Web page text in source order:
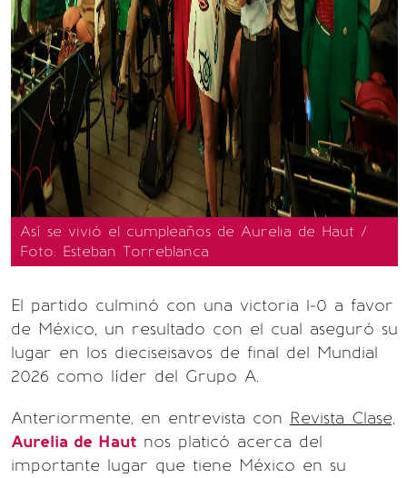
Así se vivió el cumpleaños de Aurelia de Haut /
Foto: Esteban Torreblanca
El partido culminó con una victoria 1-0 a favor
de México, un resultado con el cual aseguró su
lugar en los dieciseisavos de final del Mundial
2026 como líder del Grupo A.
Anteriormente, en entrevista con Revista Clase,
Aurelia de Haut nos platicó acerca del
importante lugar que tiene México en su